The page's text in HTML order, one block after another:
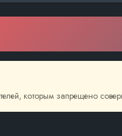
которым запрещено